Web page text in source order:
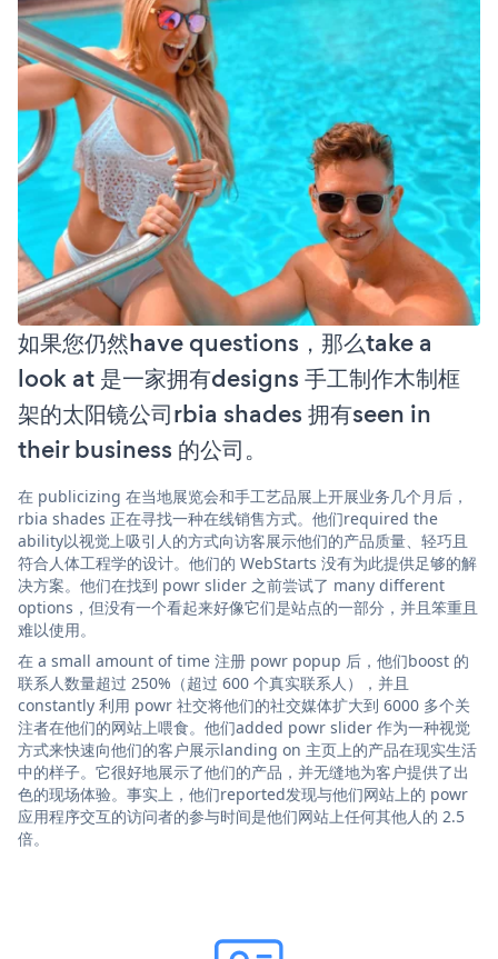
如果您仍然have questions，那么take a
look at 是一家拥有designs 手工制作木制框
架的太阳镜公司rbia shades 拥有seen in
their business 的公司。
在 publicizing 在当地展览会和手工艺品展上开展业务几个月后，
rbia shades 正在寻找一种在线销售方式。他们required the
ability以视觉上吸引人的方式向访客展示他们的产品质量、轻巧且
符合人体工程学的设计。他们的 WebStarts 没有为此提供足够的解
决方案。他们在找到 powr slider 之前尝试了 many different
options，但没有一个看起来好像它们是站点的一部分，并且笨重且
难以使用。
在 a small amount of time 注册 powr popup 后，他们boost 的
联系人数量超过 250%（超过 600 个真实联系人），并且
constantly 利用 powr 社交将他们的社交媒体扩大到 6000 多个关
注者在他们的网站上喂食。他们added powr slider 作为一种视觉
方式来快速向他们的客户展示landing on 主页上的产品在现实生活
中的样子。它很好地展示了他们的产品，并无缝地为客户提供了出
色的现场体验。事实上，他们reported发现与他们网站上的 powr
应用程序交互的访问者的参与时间是他们网站上任何其他人的 2.5
倍。